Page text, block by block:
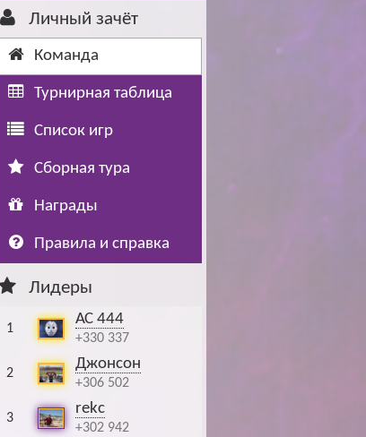
Hound: блог болельщика
Ragnar: блог болельщика
Личный зачёт
Команда
Турнирная таблица
Список игр
Сборная тура
Награды
Правила и справка
Лидеры
1
АС 444
+330 337
2
Джонсон
+306 502
3
rekc
+302 942